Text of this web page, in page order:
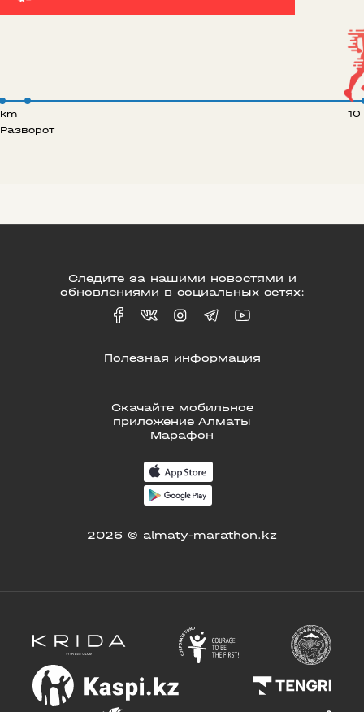
Разворот
10
Скачайте мобильное
приложение Алматы
Марафон
2026 © almaty-marathon.kz
Следите за нашими новостями и
обновлениями в социальных сетях:
Полезная информация